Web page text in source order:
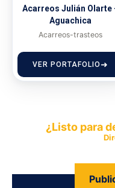
Acarreos Julián Olarte
Aguachica
Acarreos-trasteos
VER PORTAFOLIO
¿Listo para